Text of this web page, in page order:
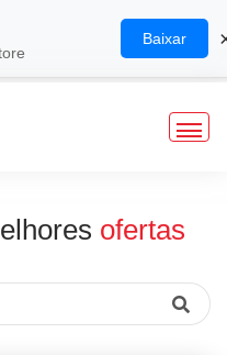
ofertas
Baixar